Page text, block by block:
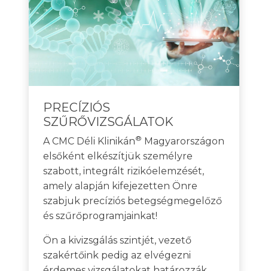
PRECÍZIÓS
SZŰRŐVIZSGÁLATOK
A CMC Déli Klinikán® Magyarországon
elsőként elkészítjük személyre
szabott, integrált rizikóelemzését,
amely alapján kifejezetten Önre
szabjuk precíziós betegségmegelőző
és szűrőprogramjainkat!
Ön a kivizsgálás szintjét, vezető
szakértőink pedig az elvégezni